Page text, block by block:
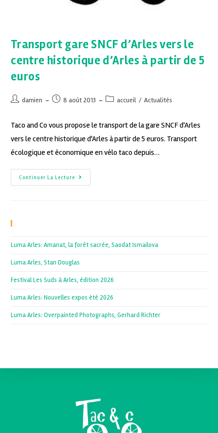
Transport gare SNCF d’Arles vers le
centre historique d’Arles à partir de 5
euros
damien 8 août 2013 accueil / Actualités
Taco and Co vous propose le transport de la gare SNCF d'Arles
vers le centre historique d'Arles à partir de 5 euros. Transport
écologique et économique en vélo taco depuis…
Continuer La Lecture
Luma Arles: Amanat, la forêt sacrée, Saodat Ismailova
Luma Arles, Stan Douglas
Festival Les Suds à Arles, édition 2026
Luma Arles: Nouvelles expos été 2026
Luma Arles: Overpainted Photographs, Gerhard Richter